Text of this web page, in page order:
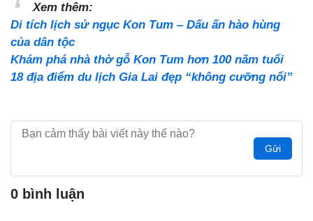
Xem thêm:
Di tích lịch sử ngục Kon Tum – Dấu ấn hào hùng
của dân tộc
Khám phá nhà thờ gỗ Kon Tum hơn 100 năm tuổi
18 địa điểm du lịch Gia Lai đẹp “không cưỡng nổi”
Gửi
0 bình luận